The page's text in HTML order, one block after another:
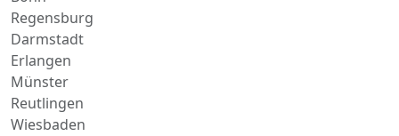
Erlangen
Münster
Reutlingen
Wiesbaden
Lieferdienst in